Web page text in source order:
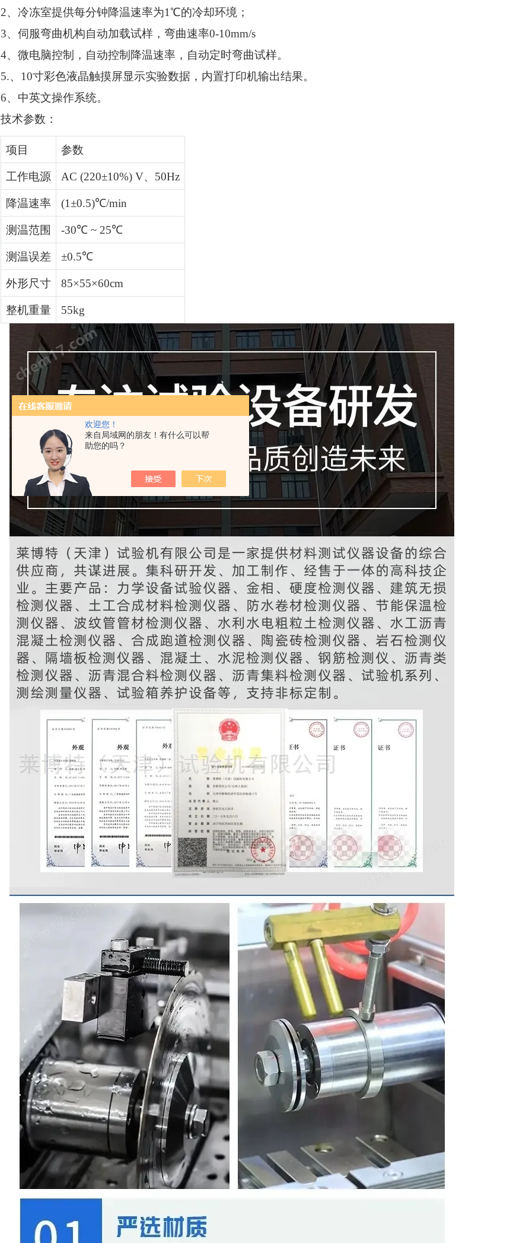
欢迎您！
来自局域网的朋友！有什么可以帮
助您的吗？
2、冷冻室提供每分钟降温速率为1℃的冷却环境；
3、伺服弯曲机构自动加载试样，弯曲速率0-10mm/s
4、微电脑控制，自动控制降温速率，自动定时弯曲试样。
5.、10寸彩色液晶触摸屏显示实验数据，内置打印机输出结果。
6、中英文操作系统。
技术参数：
项目 参数
工作电源 AC (220±10%) V、50Hz
降温速率 (1±0.5)℃/min
测温范围 -30℃ ~ 25℃
测温误差 ±0.5℃
外形尺寸 85×55×60cm
整机重量 55kg